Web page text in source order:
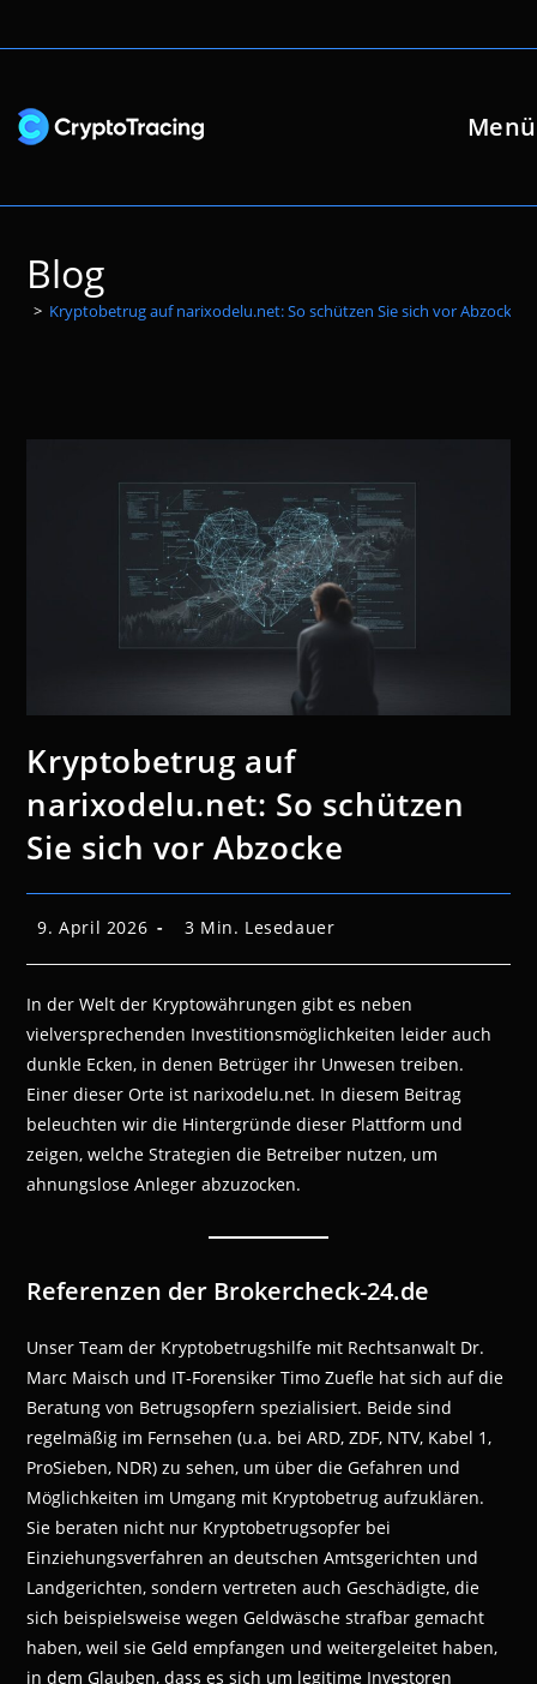
Inhalt
Menü
Blog
> Kryptobetrug auf narixodelu.net: So schützen Sie sich vor Abzocke
Kryptobetrug auf
narixodelu.net: So schützen
Sie sich vor Abzocke
Beitrag
9. April 2026 Lesedauer:
3 Min. Lesedauer
In der Welt der Kryptowährungen gibt es neben
vielversprechenden Investitionsmöglichkeiten leider auch
dunkle Ecken, in denen Betrüger ihr Unwesen treiben.
Einer dieser Orte ist narixodelu.net. In diesem Beitrag
beleuchten wir die Hintergründe dieser Plattform und
zeigen, welche Strategien die Betreiber nutzen, um
ahnungslose Anleger abzuzocken.
Referenzen der Brokercheck-24.de
Unser Team der Kryptobetrugshilfe mit Rechtsanwalt Dr.
Marc Maisch und IT-Forensiker Timo Zuefle hat sich auf die
Beratung von Betrugsopfern spezialisiert. Beide sind
regelmäßig im Fernsehen (u.a. bei ARD, ZDF, NTV, Kabel 1,
ProSieben, NDR) zu sehen, um über die Gefahren und
Möglichkeiten im Umgang mit Kryptobetrug aufzuklären.
Sie beraten nicht nur Kryptobetrugsopfer bei
Einziehungsverfahren an deutschen Amtsgerichten und
Landgerichten, sondern vertreten auch Geschädigte, die
sich beispielsweise wegen Geldwäsche strafbar gemacht
haben, weil sie Geld empfangen und weitergeleitet haben,
in dem Glauben, dass es sich um legitime Investoren